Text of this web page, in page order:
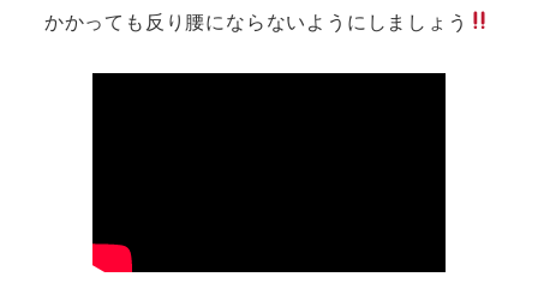
かかっても反り腰にならないようにしましょう